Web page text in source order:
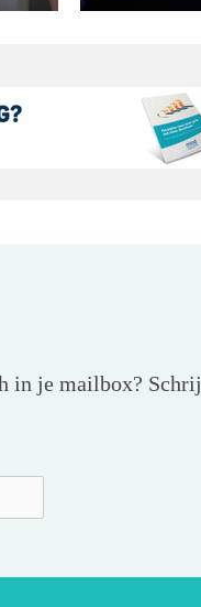
in je mailbox?